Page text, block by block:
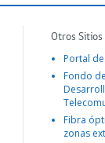
Otros
Portal
Fondo
Fibra
zonas